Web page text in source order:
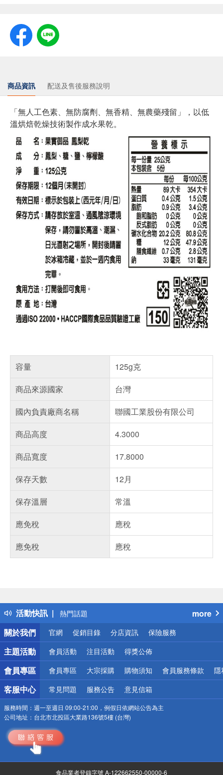
商品資訊 配送及售後服務說明
「無人工色素、無防腐劑、無香精、無農藥殘留」，以低
溫烘焙乾燥技術製作成水果乾。
容量
125g克
商品來源國家
台灣
國內負責廠商名稱
聯國工業股份有限公司
商品高度
4.3000
商品寬度
17.8000
保存天數
12月
保存溫層
常溫
應免稅
應稅
應免稅
應稅
活動快訊
得獎公告
熱門話題
銀行優惠
偏遠地區配送
詐騙網頁！請小心！
more
關於我們
官網 促銷目錄 分店資訊 保險服務
主題活動 會員活動 注目活動 得獎公佈
會員專區 會員專區 大宗採購 購物須知 會員服務條款 隱
客服中心 常見問題 服務公告 意見信箱
服務時間： 週一至週日 09:00-21:00，例假日依網站公告為主
公司地址： 台北市北投區大業路136號5樓 (台灣)
食品業者登錄字號 A-122662550-00000-6